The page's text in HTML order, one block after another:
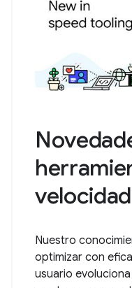
velocidad
Nuestro
optimizar con
usuario